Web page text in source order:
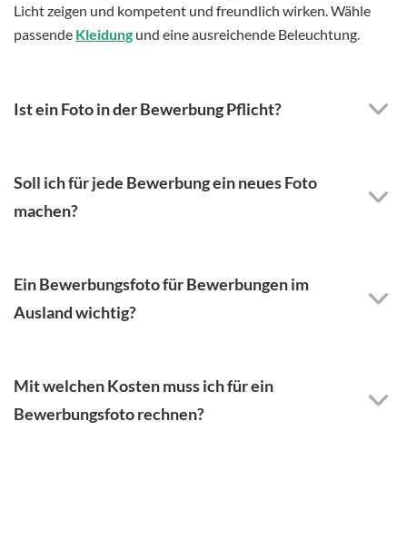
Licht zeigen und kompetent und freundlich wirken. Wähle
passende Kleidung und eine ausreichende Beleuchtung.
Ist ein Foto in der Bewerbung Pflicht?
Soll ich für jede Bewerbung ein neues Foto
machen?
Ein Bewerbungsfoto für Bewerbungen im
Ausland wichtig?
Mit welchen Kosten muss ich für ein
Bewerbungsfoto rechnen?